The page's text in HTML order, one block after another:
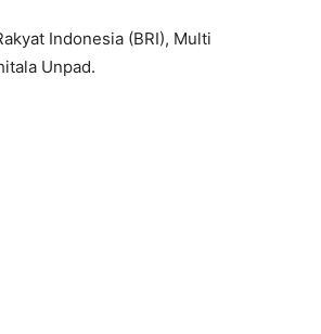
Indonesia (BRI), Multi
Unpad.